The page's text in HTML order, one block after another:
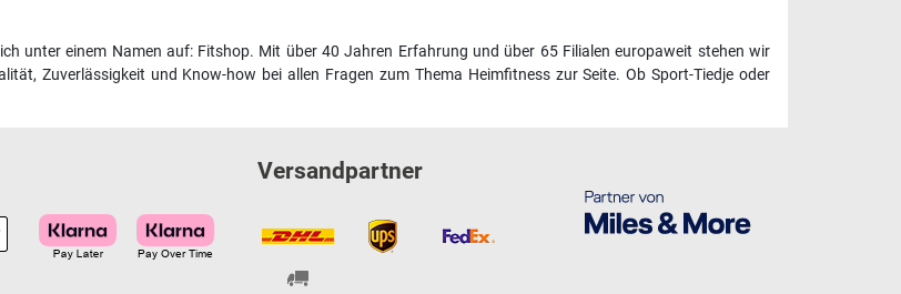
unter einem Namen auf: Fitshop. Mit über 40 Jahren Erfahrung und über 65 Filialen europaweit stehen wir
Zuverlässigkeit und Know-how bei allen Fragen zum Thema Heimfitness zur Seite. Ob Sport-Tiedje oder
Versandpartner